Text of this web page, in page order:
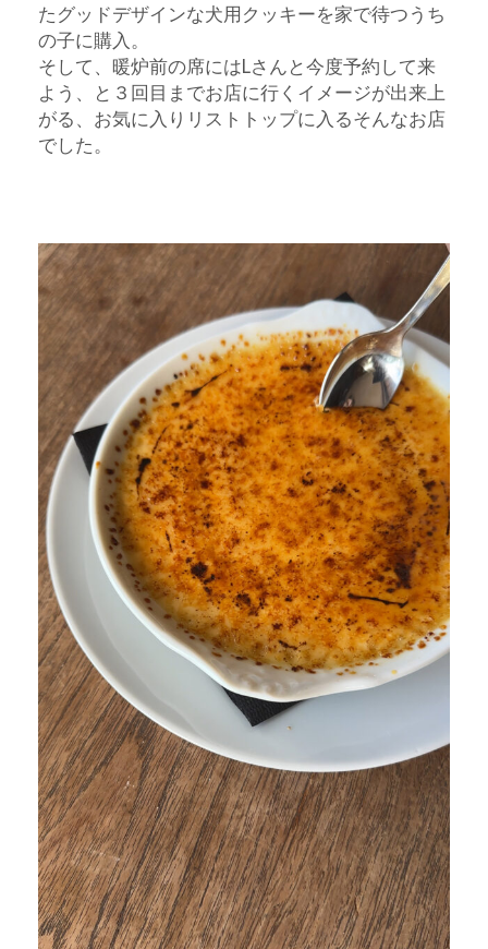
たグッドデザインな犬用クッキーを家で待つうち
の子に購入。
そして、暖炉前の席にはLさんと今度予約して来
よう、と３回目までお店に行くイメージが出来上
がる、お気に入りリストトップに入るそんなお店
でした。